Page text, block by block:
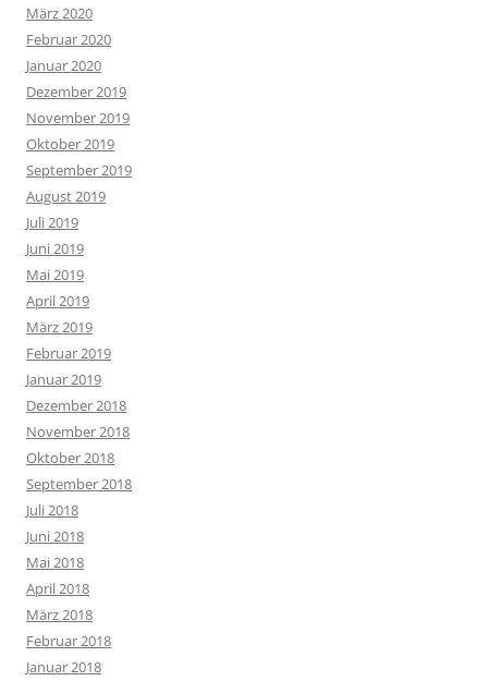
März 2020
Februar 2020
Januar 2020
Dezember 2019
November 2019
Oktober 2019
September 2019
August 2019
Juli 2019
Juni 2019
Mai 2019
April 2019
März 2019
Februar 2019
Januar 2019
Dezember 2018
November 2018
Oktober 2018
September 2018
Juli 2018
Juni 2018
Mai 2018
April 2018
März 2018
Februar 2018
Januar 2018